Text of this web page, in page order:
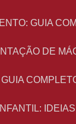
GUIA
DE